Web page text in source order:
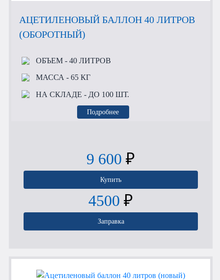
АЦЕТИЛЕНОВЫЙ БАЛЛОН 40 ЛИТРОВ
(ОБОРОТНЫЙ)
ОБЪЕМ- 40 ЛИТРОВ
МАССА - 65 КГ
НА СКЛАДЕ - ДО 100 ШТ.
Подробнее
9 600 ₽
Купить
4500 ₽
Заправка